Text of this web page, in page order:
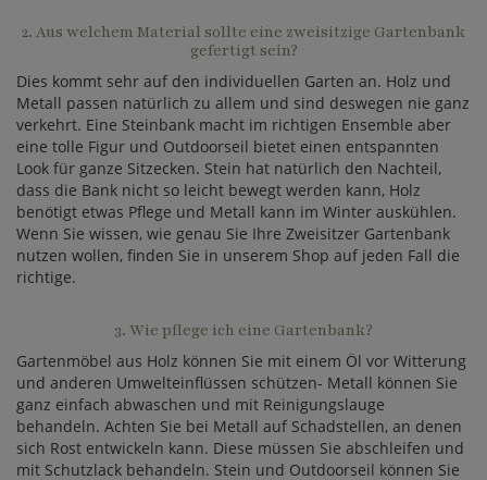
2. Aus welchem Material sollte eine zweisitzige Gartenbank
gefertigt sein?
Dies kommt sehr auf den individuellen Garten an. Holz und
Metall passen natürlich zu allem und sind deswegen nie ganz
verkehrt. Eine Steinbank macht im richtigen Ensemble aber
eine tolle Figur und Outdoorseil bietet einen entspannten
Look für ganze Sitzecken. Stein hat natürlich den Nachteil,
dass die Bank nicht so leicht bewegt werden kann, Holz
benötigt etwas Pflege und Metall kann im Winter auskühlen.
Wenn Sie wissen, wie genau Sie Ihre Zweisitzer Gartenbank
nutzen wollen, finden Sie in unserem Shop auf jeden Fall die
richtige.
3. Wie pflege ich eine Gartenbank?
Gartenmöbel aus Holz können Sie mit einem Öl vor Witterung
und anderen Umwelteinflüssen schützen- Metall können Sie
ganz einfach abwaschen und mit Reinigungslauge
behandeln. Achten Sie bei Metall auf Schadstellen, an denen
sich Rost entwickeln kann. Diese müssen Sie abschleifen und
mit Schutzlack behandeln. Stein und Outdoorseil können Sie